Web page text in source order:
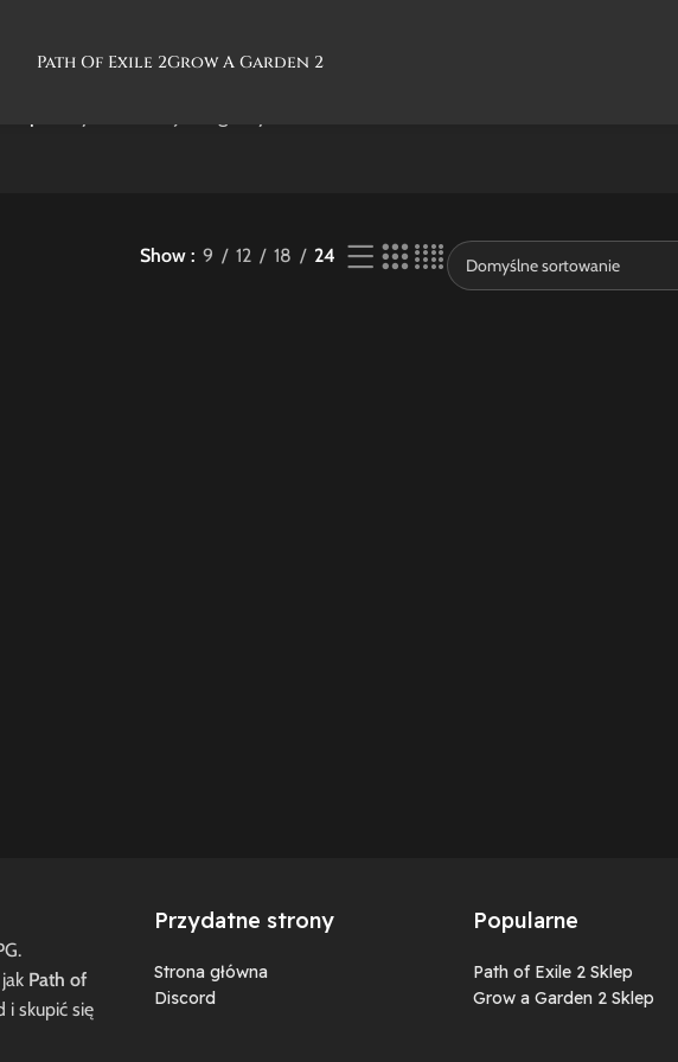
Path Of Exile 2Grow A Garden 2
pet”
Show 9 12 18 24
Path of
i skupić się
Przydatne strony
Strona główna
Discord
Popularne
Path of Exile 2 Sklep
Grow a Garden 2 Sklep